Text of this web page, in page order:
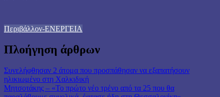
Περιβάλλον-ΕΝΕΡΓΕΙΑ
Πλοήγηση άρθρων
Συνελήφθησαν 2 άτομα που προσπάθησαν να εξαπατήσουν
ηλικιωμένο στη Χαλκιδική
Μητσοτάκης – «Το πρώτο νέο τρένο από τα 25 που θα